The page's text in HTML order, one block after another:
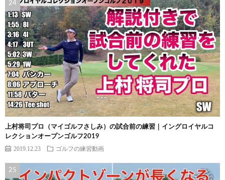
上村将司プロ（マイゴルフさしみ）の試合前の練習｜イングロイヤルコ
レクションオープンゴルフ2019
2019.12.23 ゴルフの練習動画